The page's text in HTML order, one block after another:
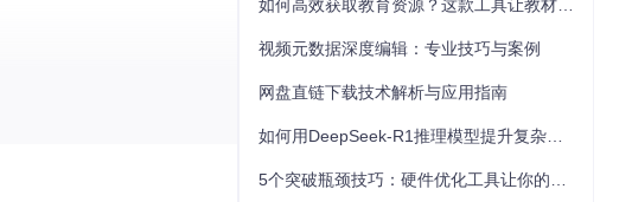
视频元数据深度编辑：专业技巧与案例
网盘直链下载技术解析与应用指南